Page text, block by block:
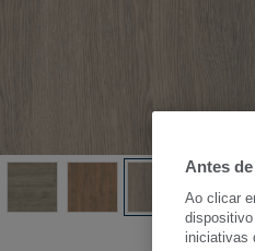
Ver
Antes
Ao clicar
iniciativas